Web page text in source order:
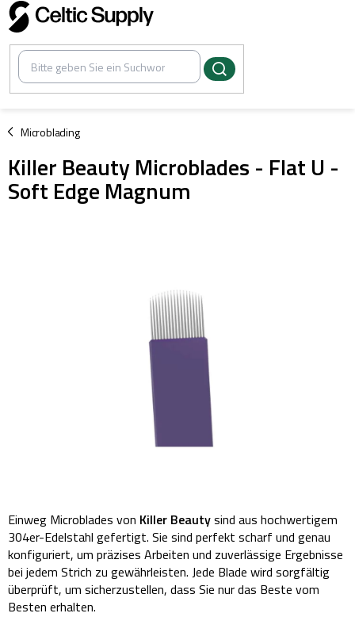
Zum
Inhalt
springen
Microblading
/
Killer Beauty Microblades - Flat U -
Soft Edge Magnum
Einweg Microblades von Killer Beautysind aus hochwertigem
304er-Edelstahl gefertigt. Sie sind perfekt scharf und genau
konfiguriert, um präzises Arbeiten und zuverlässige Ergebnisse
bei jedem Strich zu gewährleisten. Jede Blade wird sorgfältig
überprüft, um sicherzustellen, dass Sie nur das Beste vom
Besten erhalten.